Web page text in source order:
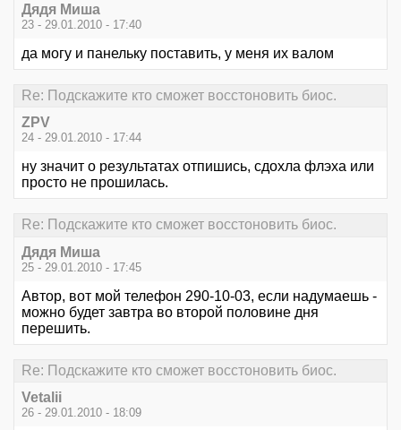
Дядя Миша
23 - 29.01.2010 - 17:40
да могу и панельку поставить, у меня их валом
Re: Подскажите кто сможет восстоновить биос.
ZPV
24 - 29.01.2010 - 17:44
ну значит о результатах отпишись, сдохла флэха или
просто не прошилась.
Re: Подскажите кто сможет восстоновить биос.
Дядя Миша
25 - 29.01.2010 - 17:45
Автор, вот мой телефон 290-10-03, если надумаешь -
можно будет завтра во второй половине дня
перешить.
Re: Подскажите кто сможет восстоновить биос.
Vetalii
26 - 29.01.2010 - 18:09